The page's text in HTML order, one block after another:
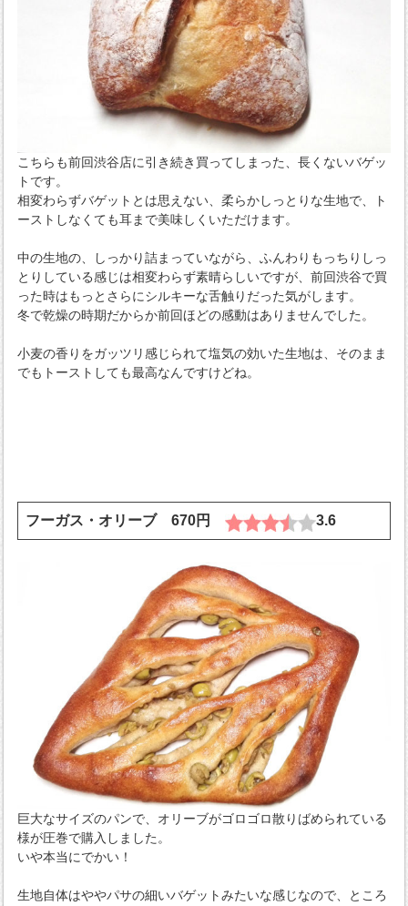
こちらも前回渋谷店に引き続き買ってしまった、長くないバゲッ
トです。
相変わらずバゲットとは思えない、柔らかしっとりな生地で、ト
ーストしなくても耳まで美味しくいただけます。
中の生地の、しっかり詰まっていながら、ふんわりもっちりしっ
とりしている感じは相変わらず素晴らしいですが、前回渋谷で買
った時はもっとさらにシルキーな舌触りだった気がします。
冬で乾燥の時期だからか前回ほどの感動はありませんでした。
小麦の香りをガッツリ感じられて塩気の効いた生地は、そのまま
でもトーストしても最高なんですけどね。
フーガス・オリーブ 670円 3.6
巨大なサイズのパンで、オリーブがゴロゴロ散りばめられている
様が圧巻で購入しました。
いや本当にでかい！
生地自体はややパサの細いバゲットみたいな感じなので、ところ